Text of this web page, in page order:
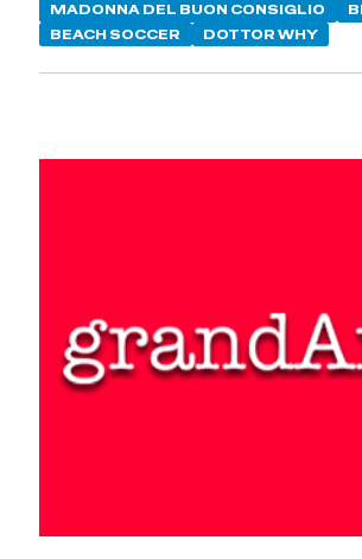
MADONNA DEL BUON CONSIGLIO
BEACH SOCCER
DOTTOR WHY